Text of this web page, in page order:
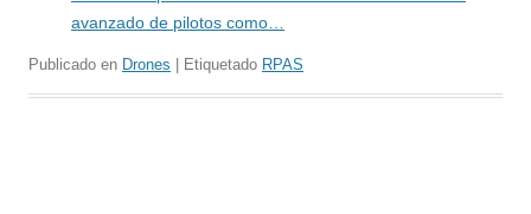
avanzado de pilotos como…
Publicado en Drones | Etiquetado RPAS